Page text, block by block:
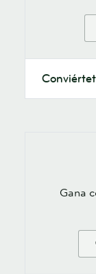
Gana